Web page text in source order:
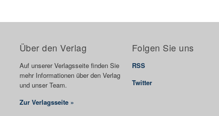
Über den Verlag
Auf unserer Verlagsseite finden Sie
mehr Informationen über den Verlag
und unser Team.
Zur Verlagsseite »
Folgen Sie uns
RSS
Twitter